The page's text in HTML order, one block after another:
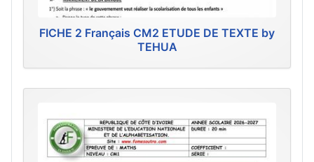
FICHE 2 Français CM2 ETUDE DE TEXTE by
TEHUA